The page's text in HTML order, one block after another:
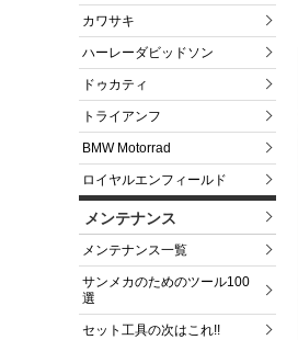
カワサキ
ハーレーダビッドソン
ドゥカティ
トライアンフ
BMW Motorrad
ロイヤルエンフィールド
メンテナンス
メンテナンス一覧
サンメカのためのツール100
選
セット工具の次はこれ!!